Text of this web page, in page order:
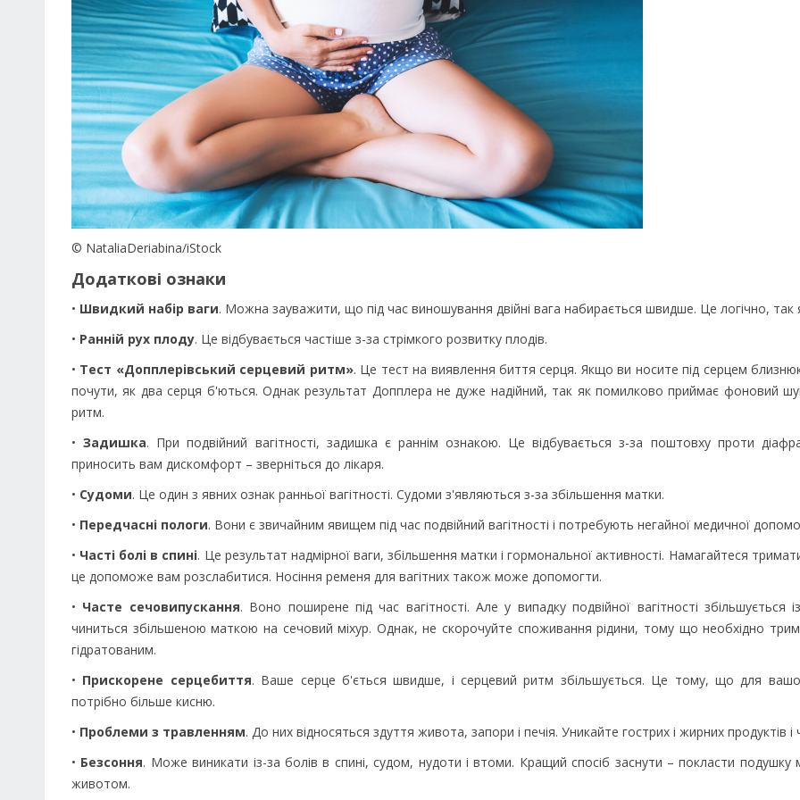
© NataliaDeriabina/iStock
Додаткові ознаки
• Швидкий набір ваги. Можна зауважити, що під час виношування двійні вага набирається швидше. Це логічно, так
• Ранній рух плоду. Це відбувається частіше з-за стрімкого розвитку плодів.
• Тест «Допплерівський серцевий ритм». Це тест на виявлення биття серця. Якщо ви носите під серцем
почути, як два серця б'ються. Однак результат Допплера не дуже надійний, так як помилково приймає фоновий
ритм.
•Задишка. При подвійний вагітності, задишка є раннім ознакою. Це відбувається з-за поштовху проти
приносить вам дискомфорт – зверніться до лікаря.
• Судоми. Це один з явних ознак ранньої вагітності. Судоми з'являються з-за збільшення матки.
• Передчасні пологи. Вони є звичайним явищем під час подвійний вагітності і потребують негайної медичної
• Часті болі в спині. Це результат надмірної ваги, збільшення матки і гормональної активності. Намагайтеся
це допоможе вам розслабитися. Носіння ременя для вагітних також може допомогти.
• Часте сечовипускання. Воно поширене під час вагітності. Але у випадку подвійної вагітності збільшується
чиниться збільшеною маткою на сечовий міхур. Однак, не скорочуйте споживання рідини, тому що необхідно
гідратованим.
• Прискорене серцебиття. Ваше серце б'ється швидше, і серцевий ритм збільшується. Це тому, що для
потрібно більше кисню.
• Проблеми з травленням. До них відносяться здуття живота, запори і печія. Уникайте гострих і жирних продуктів і
• Безсоння. Може виникати із-за болів в спині, судом, нудоти і втоми. Кращий спосіб заснути – покласти подушку
животом.